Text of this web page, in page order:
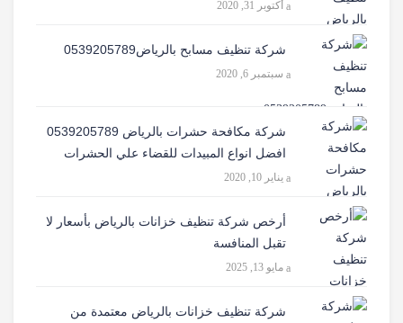
أكتوبر 31, 2020
شركة تنظيف مسابح بالرياض0539205789
سبتمبر 6, 2020
شركة مكافحة حشرات بالرياض 0539205789
افضل انواع المبيدات للقضاء علي الحشرات
يناير 10, 2020
أرخص شركة تنظيف خزانات بالرياض بأسعار لا
تقبل المنافسة
مايو 13, 2025
شركة تنظيف خزانات بالرياض معتمدة من